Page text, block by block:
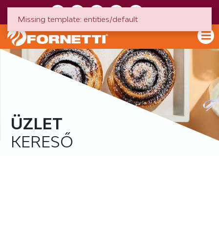
ÜZLET
KERESŐ
Missing template: entities/default